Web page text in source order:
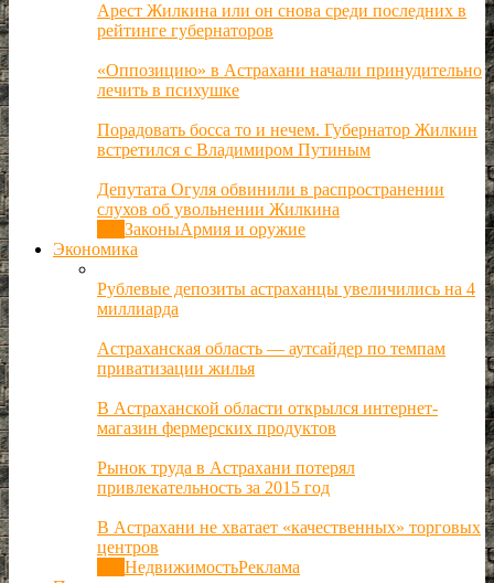
Арест Жилкина или он снова среди последних в
рейтинге губернаторов
«Оппозицию» в Астрахани начали принудительно
лечить в психушке
Порадовать босса то и нечем. Губернатор Жилкин
встретился с Владимиром Путиным
Депутата Огуля обвинили в распространении
слухов об увольнении Жилкина
ЗаконыАрмия и оружие
Экономика
Рублевые депозиты астраханцы увеличились на 4
миллиарда
Астраханская область — аутсайдер по темпам
приватизации жилья
В Астраханской области открылся интернет-
магазин фермерских продуктов
Рынок труда в Астрахани потерял
привлекательность за 2015 год
В Астрахани не хватает «качественных» торговых
центров
НедвижимостьРеклама